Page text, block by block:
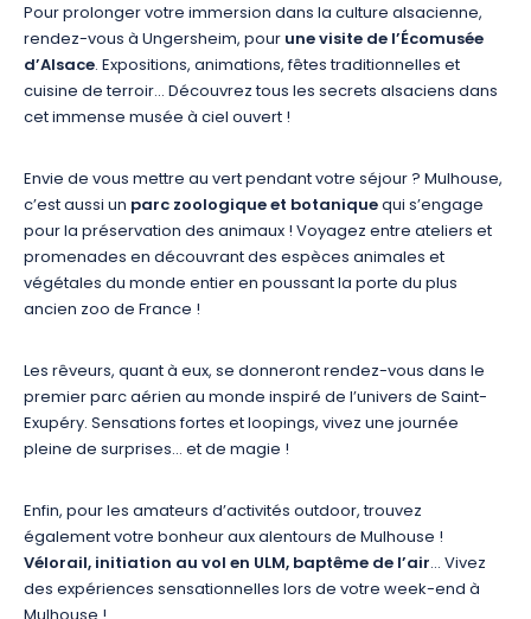
Pour prolonger votre immersion dans la culture alsacienne,
rendez-vous à Ungersheim, pourune visite de l’Écomusée
d’Alsace. Expositions, animations, fêtes traditionnelles et
cuisine de terroir… Découvrez tous les secrets alsaciens dans
cet immense musée à ciel ouvert !
Envie de vous mettre au vert pendant votre séjour ? Mulhouse,
c’est aussi un parc zoologique et botaniquequi s’engage
pour la préservation des animaux ! Voyagez entre ateliers et
promenades en découvrant des espèces animales et
végétales du monde entier en poussant la porte du plus
ancien zoo de France !
Les rêveurs, quant à eux, se donneront rendez-vous dans le
premier parc aérien au monde inspiré de l’univers de Saint-
Exupéry. Sensations fortes et loopings, vivez une journée
pleine de surprises… et de magie !
Enfin, pour les amateurs d’activités outdoor, trouvez
également votre bonheur aux alentours de Mulhouse !
Vélorail, initiation au vol en ULM, baptême de l’air… Vivez
des expériences sensationnelles lors de votre week-end à